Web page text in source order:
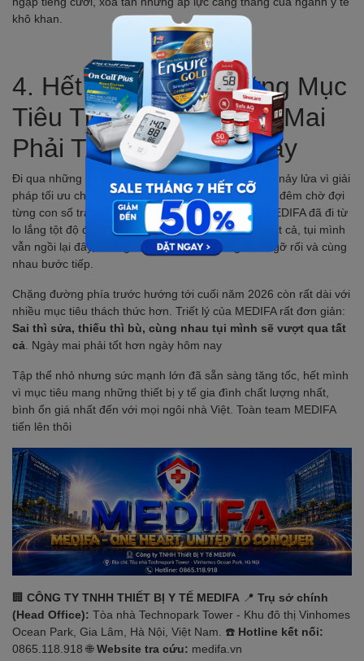
khô khan.
4. Hết Mình Cho Những Mục
Tiêu Tiếp Theo – Ngày Mai
Phải Tốt Hơn Hôm Ngày
Đi qua những ngày "xào xáo", những lúc tranh luận nảy lửa vì giải
pháp tối ưu cho sản phẩm, và cả những đêm thông đêm chờ đợi
từng con số traffic tăng lên... cảm xúc của người MEDIFA đã đi từ
lo lắng tột độ đến lúc vui sướng vỡ òa. Để rồi sau tất cả, tụi mình
vẫn ngồi lại đây, chung một chí hướng, cùng nhau gỡ rối và cùng
nhau bước tiếp.
Chặng đường phía trước hướng tới cuối năm 2026 còn rất dài với
nhiều mục tiêu thách thức hơn. Triết lý của MEDIFA rất đơn giản:
Sai thì sửa, thiếu thì bù, cùng nhau tụi mình sẽ vượt qua tất
cả. Ngày mai phải tốt hơn ngày hôm nay
Tập thể nhỏ nhưng sức mạnh lớn đã sẵn sàng tăng tốc, hết mình
vì mục tiêu mang những thiết bị y tế gia đình chất lượng nhất,
bình ổn giá nhất đến với mọi ngôi nhà Việt. Toàn team MEDIFA
tiến lên thôi
🏢 CÔNG TY TNHH THIẾT BỊ Y TẾ MEDIFA 📍 Trụ sở chính
(Head Office): Tòa nhà Technopark Tower - Khu đô thị Vinhomes
Ocean Park, Gia Lâm, Hà Nội, Việt Nam. ☎️ Hotline kết nối:
0865.118.918 🌐Website tra cứu: medifa.vn